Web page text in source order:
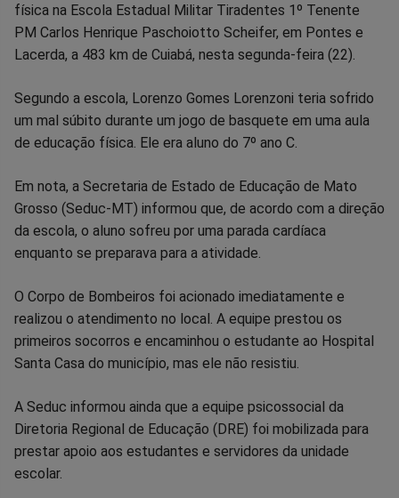
no
no
no
no
no
no
física na Escola Estadual Militar Tiradentes 1º Tenente
PM Carlos Henrique Paschoiotto Scheifer, em Pontes e
Lacerda, a 483 km de Cuiabá, nesta segunda-feira (22).
Segundo a escola, Lorenzo Gomes Lorenzoni teria sofrido
um mal súbito durante um jogo de basquete em uma aula
de educação física. Ele era aluno do 7º ano C.
Em nota, a Secretaria de Estado de Educação de Mato
Grosso (Seduc-MT) informou que, de acordo com a direção
da escola, o aluno sofreu por uma parada cardíaca
enquanto se preparava para a atividade.
O Corpo de Bombeiros foi acionado imediatamente e
realizou o atendimento no local. A equipe prestou os
primeiros socorros e encaminhou o estudante ao Hospital
Santa Casa do município, mas ele não resistiu.
A Seduc informou ainda que a equipe psicossocial da
Diretoria Regional de Educação (DRE) foi mobilizada para
prestar apoio aos estudantes e servidores da unidade
escolar.